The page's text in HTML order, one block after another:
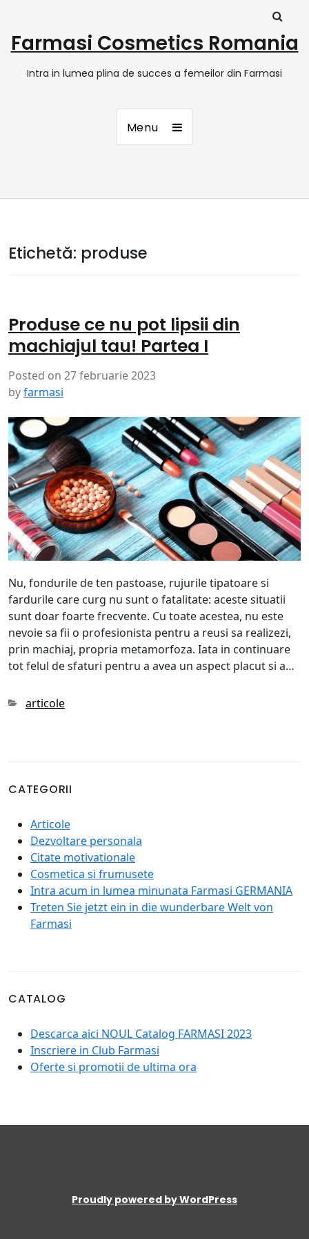
Farmasi Cosmetics Romania
Intra in lumea plina de succes a femeilor din Farmasi
Menu
Etichetă: produse
Produse ce nu pot lipsii din
machiajul tau! Partea I
Posted on 27 februarie 2023
byfarmasi
Nu, fondurile de ten pastoase, rujurile tipatoare si
fardurile care curg nu sunt o fatalitate: aceste situatii
sunt doar foarte frecvente. Cu toate acestea, nu este
nevoie sa fii o profesionista pentru a reusi sa realizezi,
prin machiaj, propria metamorfoza. Iata in continuare
tot felul de sfaturi pentru a avea un aspect placut si a…
Categories
articole
CATEGORII
Articole
Dezvoltare personala
Citate motivationale
Cosmetica si frumusete
Intra acum in lumea minunata Farmasi GERMANIA
Treten Sie jetzt ein in die wunderbare Welt von
Farmasi
CATALOG
Descarca aici NOUL Catalog FARMASI 2023
Inscriere in Club Farmasi
Oferte si promotii de ultima ora
Proudly powered by WordPress